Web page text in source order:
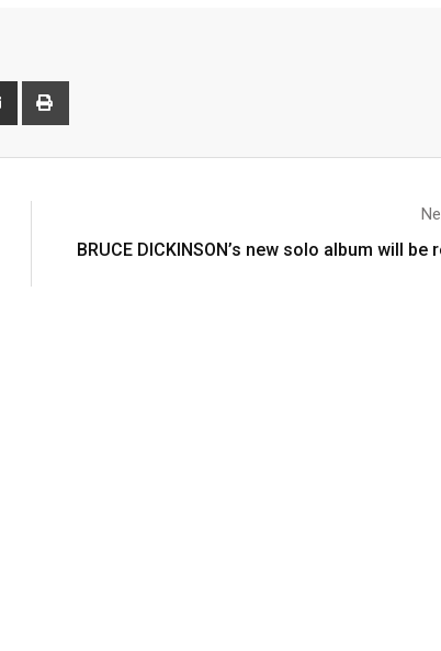
BRUCE DICKINSON’s new solo album will be